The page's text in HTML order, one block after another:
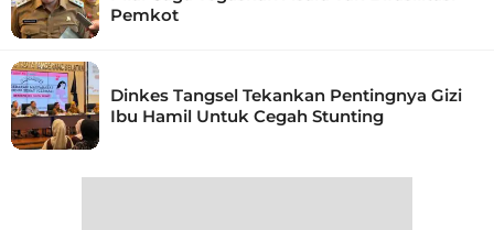
Pemkot
Dinkes Tangsel Tekankan Pentingnya Gizi
Ibu Hamil Untuk Cegah Stunting